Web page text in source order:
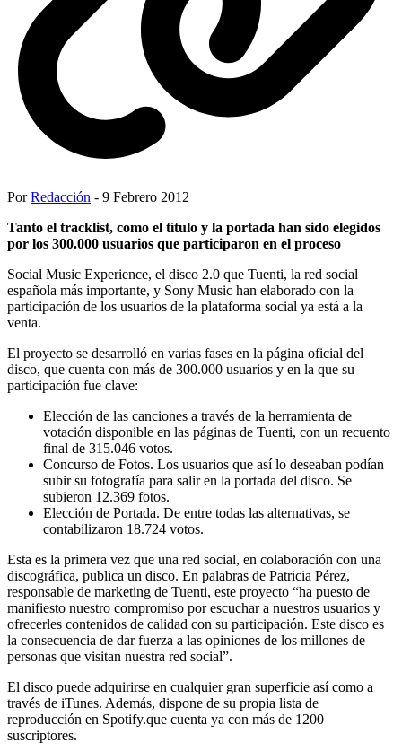
PorRedacción - 9 Febrero 2012
Tanto el tracklist, como el título y la portada han sido elegidos
por los 300.000 usuarios que participaron en el proceso
Social Music Experience, el disco 2.0 que Tuenti, la red social
española más importante, y Sony Music han elaborado con la
participación de los usuarios de la plataforma social ya está a la
venta.
El proyecto se desarrolló en varias fases en la página oficial del
disco, que cuenta con más de 300.000 usuarios y en la que su
participación fue clave:
Elección de las canciones a través de la herramienta de
votación disponible en las páginas de Tuenti, con un recuento
final de 315.046 votos.
Concurso de Fotos. Los usuarios que así lo deseaban podían
subir su fotografía para salir en la portada del disco. Se
subieron 12.369 fotos.
Elección de Portada. De entre todas las alternativas, se
contabilizaron 18.724 votos.
Esta es la primera vez que una red social, en colaboración con una
discográfica, publica un disco. En palabras de Patricia Pérez,
responsable de marketing de Tuenti, este proyecto “ha puesto de
manifiesto nuestro compromiso por escuchar a nuestros usuarios y
ofrecerles contenidos de calidad con su participación. Este disco es
la consecuencia de dar fuerza a las opiniones de los millones de
personas que visitan nuestra red social”.
El disco puede adquirirse en cualquier gran superficie así como a
través de iTunes. Además, dispone de su propia lista de
reproducción en Spotify.que cuenta ya con más de 1200
suscriptores.